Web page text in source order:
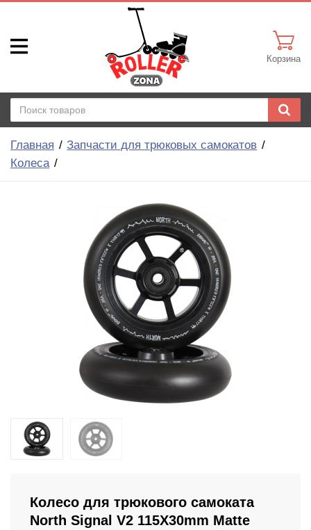
Корзина
Главная
Запчасти для трюковых самокатов
Колеса
Колесо для трюкового самоката
North Signal V2 115Х30mm Matte